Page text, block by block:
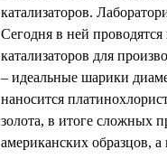
катализаторов.
Сегодня в ней
катализаторов для
– идеальные шарики
наносится
золота, в итоге сложных
американских образцов, а